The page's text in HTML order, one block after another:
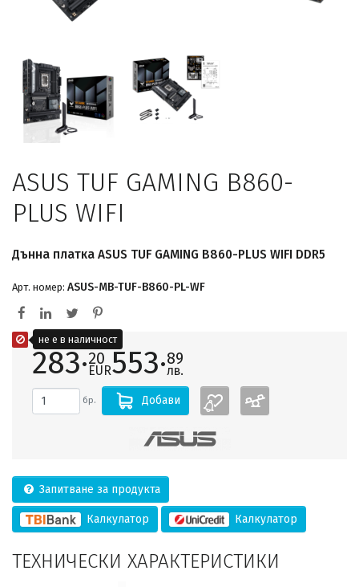
ASUS TUF GAMING B860-
PLUS WIFI
Дънна платка ASUS TUF GAMING B860-PLUS WIFI DDR5
Арт. номер: ASUS-MB-TUF-B860-PL-WF
283·20
EUR553·89
лв.
бр. Добави
Запитване за продукта
Калкулатор Калкулатор
ТЕХНИЧЕСКИ ХАРАКТЕРИСТИКИ
не е в наличност